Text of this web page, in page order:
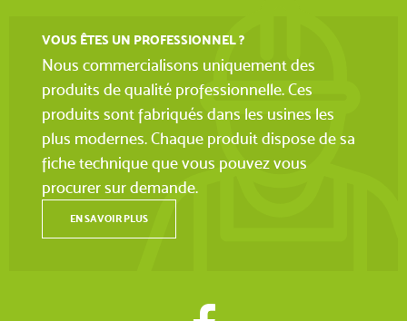
VOUS ÊTES UN PROFESSIONNEL ?
Nous commercialisons uniquement des
produits de qualité professionnelle. Ces
produits sont fabriqués dans les usines les
plus modernes. Chaque produit dispose de sa
fiche technique que vous pouvez vous
procurer sur demande.
EN SAVOIR PLUS